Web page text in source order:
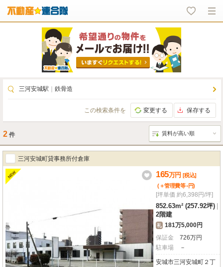
三河安城駅 鉄骨造
この検索条件を 変更する 保存する
2 件
三河安城町貸事務所付倉庫
NEW 165万円 [税込]
(＋管理費等-円)
[坪単価 約6,398円/坪]
852.63m² (257.92坪)
2階建
礼 181万5,000円
保証金
726万円
駐車場
－
安城市三河安城町２丁